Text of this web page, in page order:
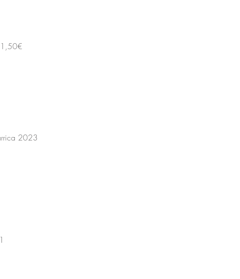
2023